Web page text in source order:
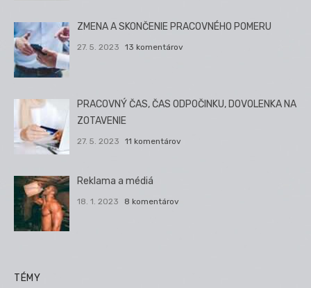
ZMENA A SKONČENIE PRACOVNÉHO POMERU
27. 5. 2023 13 komentárov
PRACOVNÝ ČAS, ČAS ODPOČINKU, DOVOLENKA NA
ZOTAVENIE
27. 5. 2023 11 komentárov
Reklama a médiá
18. 1. 2023 8 komentárov
TÉMY